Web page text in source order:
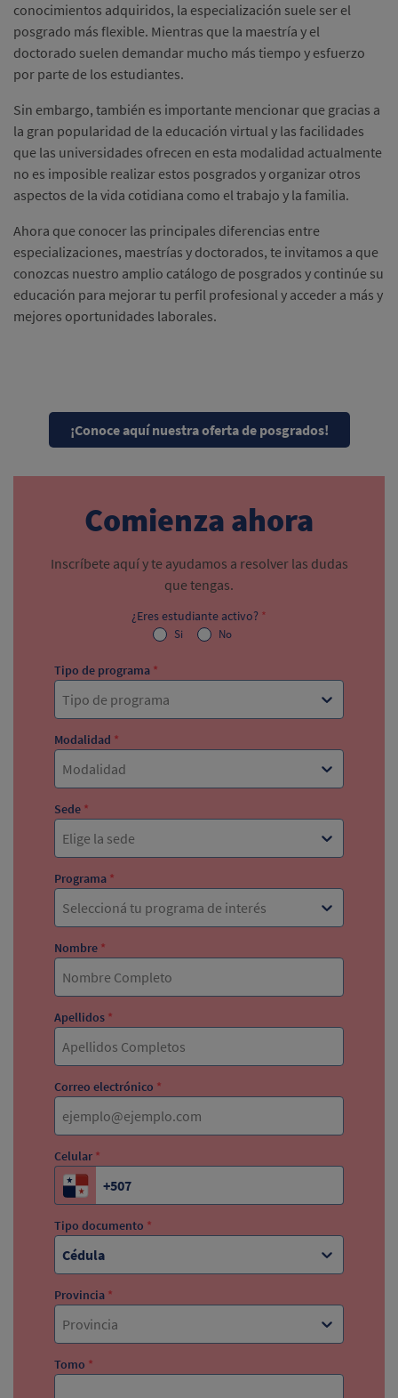
conocimientos adquiridos, la especialización suele ser el
posgrado más flexible. Mientras que la maestría y el
doctorado suelen demandar mucho más tiempo y esfuerzo
por parte de los estudiantes.
Sin embargo, también es importante mencionar que gracias a
la gran popularidad de la educación virtual y las facilidades
que las universidades ofrecen en esta modalidad actualmente
no es imposible realizar estos posgrados y organizar otros
aspectos de la vida cotidiana como el trabajo y la familia.
Ahora que conocer las principales diferencias entre
especializaciones, maestrías y doctorados, te invitamos a que
conozcas nuestro amplio catálogo de posgrados y continúe su
educación para mejorar tu perfil profesional y acceder a más y
mejores oportunidades laborales.
¡Conoce aquí nuestra oferta de posgrados!
Comienza ahora
Inscríbete aquí y te ayudamos a resolver las dudas
que tengas.
¿Eres estudiante activo? *
Si No
Tipo de programa *
Tipo de programa
Modalidad *
Modalidad
Sede *
Elige la sede
Programa *
Seleccioná tu programa de interés
Nombre *
Apellidos *
Correo electrónico *
Celular *
Tipo documento *
Cédula
Provincia *
Provincia
Tomo *